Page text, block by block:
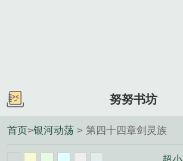
努努书坊
首页>银河动荡 > 第四十四章剑灵族